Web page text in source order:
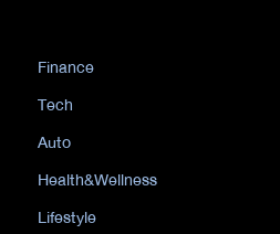
Finance
Tech
Auto
Health&Wellness
Lifestyle